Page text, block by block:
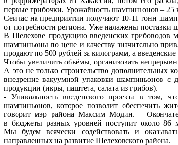
первые грибочки. Урожайность шампиньонов – 25
Сейчас на предприятии получают 10-11 тонн
от потребности региона. Уже налажены поставки
В Шелехове продукцию введенских грибоводов
шампиньоны по цене и качеству значительно
продают по 500 рублей за килограмм, а введенские
Чтобы увеличить объёмы, организовать
А это не только строительство дополнительных
внедрение вакуумной упаковки шампиньонов с
продукции (икры, паштета, салата из грибов).
- Уникальность введенского проекта в том,
шампиньонов, которое позволит обеспечить
говорит мэр района Максим Модин. –
в бюджеты разных уровней поступит около 86
Мы будем всячески содействовать и
направленных на развитие Шелеховского района.